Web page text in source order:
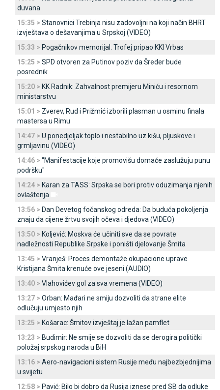
duvana
15:35 > Stanovnici Trebinja nisu zadovoljni na koji način BHRT
izvještava o dešavanjima u Srpskoj (VIDEO)
15:33 > Pogačnikov memorijal: Trofej pripao KKI Vrbas
15:25 > SPD otvoren za Putinov poziv da Šreder bude
posrednik
15:20 > KK Radnik: Zahvalnost premijeru Miniću i resornom
ministarstvu
15:01 > Zverev, Rud i Prižmić izborili plasman u osminu finala
mastersa u Rimu
14:47 > U ponedjeljak toplo i nestabilno uz kišu, pljuskove i
grmljavinu (VIDEO)
14:46 > "Manifestacije koje promovišu domaće zaslužuju punu
podršku"
14:24 > Karan za TASS: Srpska se bori protiv oduzimanja njenih
ovlaštenja
13:56 > Dan Devetog fočanskog odreda: Da buduća pokoljenja
znaju da cijene žrtvu svojih očeva i djedova (VIDEO)
13:50 > Koljević: Moskva će učiniti sve da se povrate
nadležnosti Republike Srpske i poništi djelovanje Šmita
13:45 > Vranješ: Proces demontaže okupacione uprave
Kristijana Šmita krenuće ove jeseni (AUDIO)
13:40 > Vlahovićev gol za sva vremena (VIDEO)
13:27 > Orban: Mađari ne smiju dozvoliti da strane elite
odlučuju umjesto njih
13:25 > Košarac: Šmitov izvještaj je lažan pamflet
13:23 > Budimir: Ne smije se dozvoliti da se derogira politički
položaj srpskog naroda u BiH
13:16 > Aero-navigacioni sistem Rusije među najbezbjednijima
u svijetu
12:58 > Pavić: Bilo bi dobro da Rusija iznese pred SB da odluke